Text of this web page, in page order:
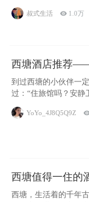
律。江
叔式生活  1.0万
西塘酒店推荐
到过西塘的小伙伴一
过：“住旅馆吗？安静
YoYo_4J8Q5Q9Z
西塘值得一住的
西塘，生活着的千年